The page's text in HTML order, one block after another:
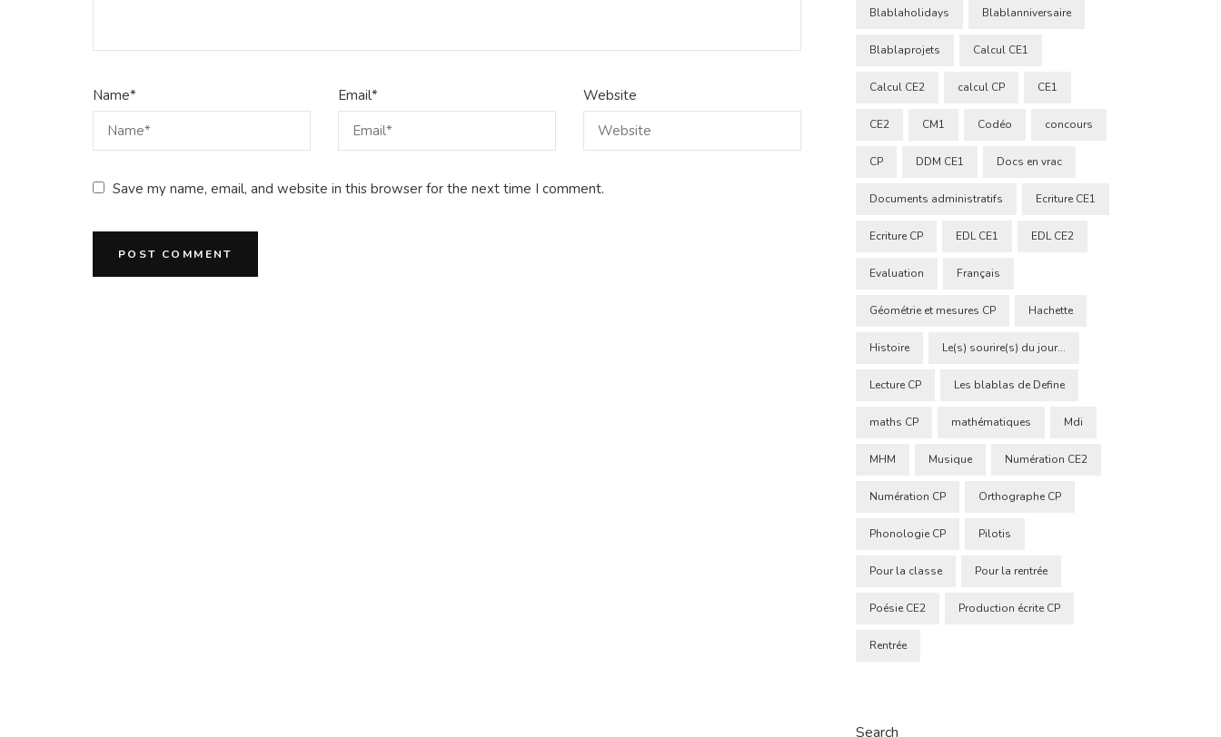
Name* Email* Website
Save my name, email, and website in this browser for the next time I comment.
Blablaholidays Blablanniversaire
Blablaprojets Calcul CE1
Calcul CE2 calcul CP CE1
CE2 CM1 Codéo concours
CP DDM CE1 Docs en vrac
Documents administratifs Ecriture CE1
Ecriture CP EDL CE1 EDL CE2
Evaluation Français
Géométrie et mesures CP Hachette
Histoire Le(s) sourire(s) du jour...
Lecture CP Les blablas de Define
maths CP mathématiques Mdi
MHM Musique Numération CE2
Numération CP Orthographe CP
Phonologie CP Pilotis
Pour la classe Pour la rentrée
Poésie CE2 Production écrite CP
Rentrée
Search